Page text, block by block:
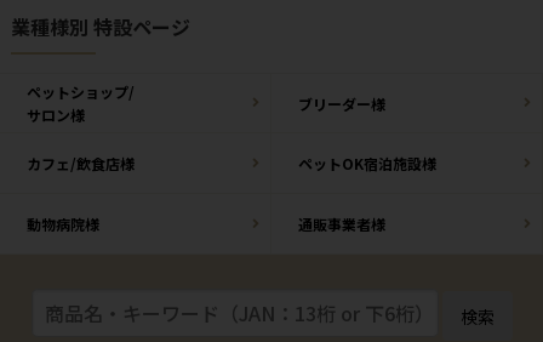
業種様別 特設ページ
ペットショップ/
サロン様
ブリーダー様
カフェ/飲食店様 ペットOK宿泊施設様
動物病院様 通販事業者様
検索